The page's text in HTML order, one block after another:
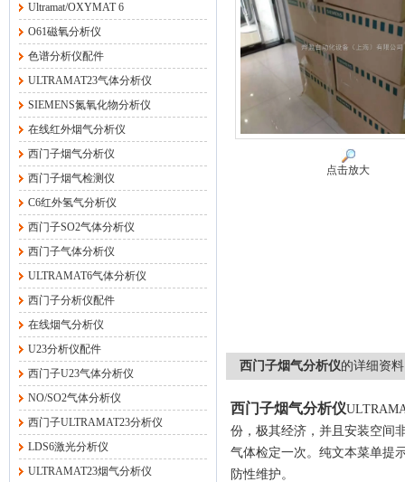
Ultramat/OXYMAT 6
O61磁氧分析仪
色谱分析仪配件
ULTRAMAT23气体分析仪
SIEMENS氮氧化物分析仪
在线红外烟气分析仪
西门子烟气分析仪
西门子烟气检测仪
C6红外氢气分析仪
西门子SO2气体分析仪
西门子气体分析仪
ULTRAMAT6气体分析仪
西门子分析仪配件
在线烟气分析仪
U23分析仪配件
西门子U23气体分析仪
NO/SO2气体分析仪
西门子ULTRAMAT23分析仪
LDS6激光分析仪
ULTRAMAT23烟气分析仪
点击放大
西门子烟气分析仪的详细资
西门子烟气分析仪
份，极其经济，并且安装空间
气体检定一次。纯文本菜单提
防性维护。